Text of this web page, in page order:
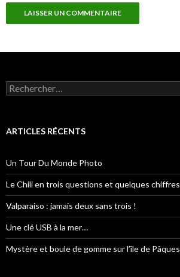
R
e
e
h
e
r
:
ARTICLES RÉCENTS
Un Tour Du Monde Photo
Le Chili en trois questions et quelques chiffres
Valparaiso : jamais deux sans trois !
Une clé USB à la mer…
Mystère et boule de gomme sur l’île de Pâques